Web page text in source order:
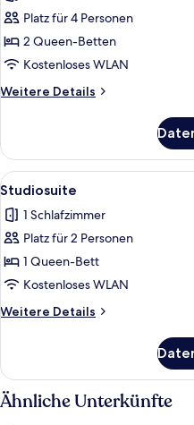
Familien-
Zweibettzimmer
anzeigen
Platz für 4 Personen
2 Queen-Betten
Kostenloses WLAN
Weitere Details
Weitere
Zweibettzimmer
Alle
Fotos
für
Studiosuite
anzeigen
7
Studiosuite
1 Schlafzimmer
Platz für 2 Personen
1 Queen-Bett
Kostenloses WLAN
Weitere Details
Weitere
Ähnliche Unterkünfte